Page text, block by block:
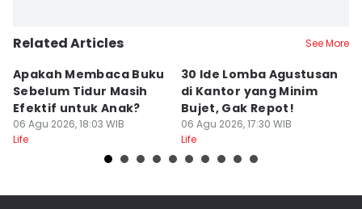
Related Articles See More
Apakah Membaca Buku
Sebelum Tidur Masih
Efektif untuk Anak?
06 Agu 2026, 18:03 WIB
Life
30 Ide Lomba Agustusan
di Kantor yang Minim
Bujet, Gak Repot!
06 Agu 2026, 17:30 WIB
Life